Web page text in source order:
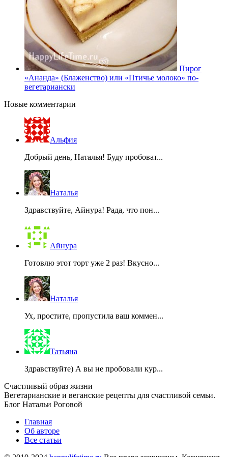
Пирог
«Ананда» (Блаженство) или «Птичье молоко» по-
вегетариански
Новые комментарии
Альфия
Добрый день, Наталья! Буду пробоват...
Наталья
Здравствуйте, Айнура! Рада, что пон...
Айнура
Готовлю этот торт уже 2 раз! Вкусно...
Наталья
Ух, простите, пропустила ваш коммен...
Татьяна
Здравствуйте) А вы не пробовали кур...
Счастливый образ жизни
Вегетарианские и веганские рецепты для счастливой семьи.
Блог Натальи Роговой
Главная
Об авторе
Все статьи